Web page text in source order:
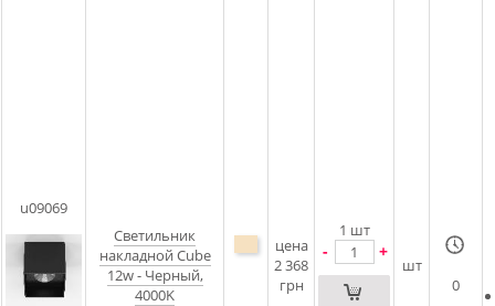
u09069
Светильник
накладной Cube
12w - Черный,
4000K
цена
2 368
грн
1 шт
- +
шт
0